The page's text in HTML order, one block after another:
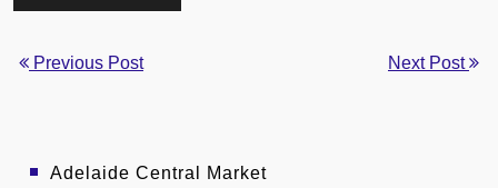
Previous Post Next Post
Adelaide Central Market